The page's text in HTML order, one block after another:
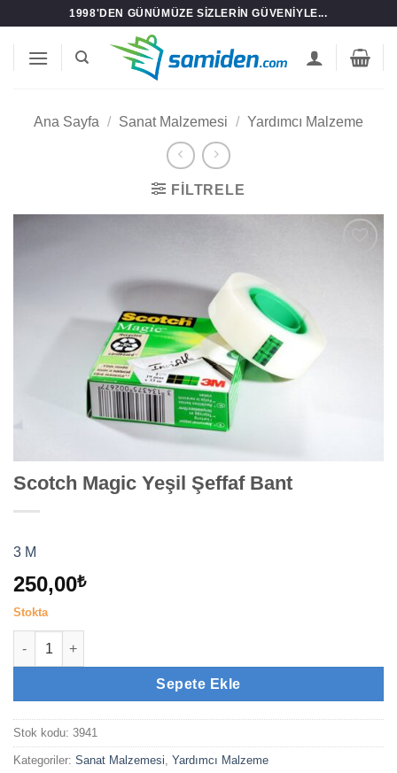
1998'DEN GÜNÜMÜZE SIZLERIN GÜVENIYLE...
Ana Sayfa / Sanat Malzemesi / Yardımcı Malzeme
FILTRELE
Scotch Magic Yeşil Şeffaf Bant
3 M
250,00₺
Stokta
Scotch Magic Yeşil Şeffaf Bant adet
Sepete Ekle
Stok kodu: 3941
Kategoriler: Sanat Malzemesi, Yardımcı Malzeme